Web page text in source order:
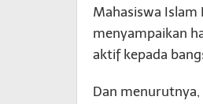
Mahasiswa Islam
menyampaikan
aktif kepada
Dan